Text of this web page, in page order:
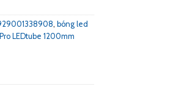
, bóng led
LEDtube 1200mm